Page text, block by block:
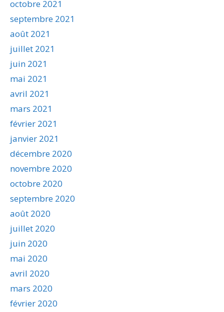
octobre 2021
septembre 2021
août 2021
juillet 2021
juin 2021
mai 2021
avril 2021
mars 2021
février 2021
janvier 2021
décembre 2020
novembre 2020
octobre 2020
septembre 2020
août 2020
juillet 2020
juin 2020
mai 2020
avril 2020
mars 2020
février 2020